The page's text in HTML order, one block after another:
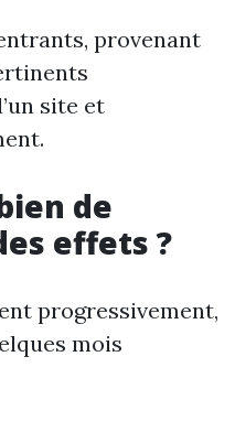
provenant
site et
de
effets ?
progressivement,
mois